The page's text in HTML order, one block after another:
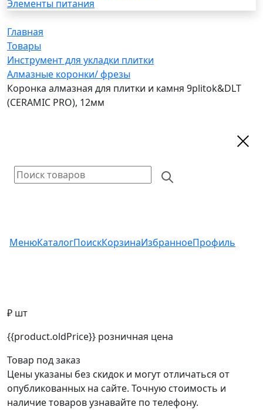
Элементы питания
Главная
Товары
Инструмент для укладки плитки
Алмазные коронки/ фрезы
Коронка алмазная для плитки и камня 9plitok&DLT
(CERAMIC PRO), 12мм
МенюКаталогПоискКорзинаИзбранноеПрофиль
₽ шт
{{product.oldPrice}} розничная цена
Товар под заказ
Цены указаны без скидок и могут отличаться от
опубликованных на сайте. Точную стоимость и
наличие товаров узнавайте по телефону.